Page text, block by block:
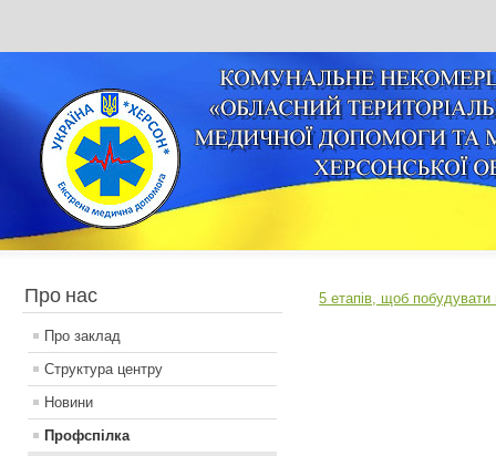
Про нас
Про заклад
Структура центру
Новини
Профспілка
5 етапів, щоб побудувати